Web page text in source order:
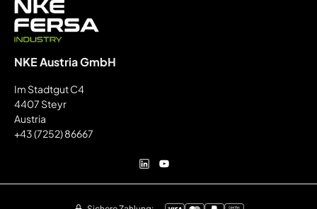
NKE Austria GmbH
Im Stadtgut C4
4407 Steyr
Austria
+43 (7252) 86667